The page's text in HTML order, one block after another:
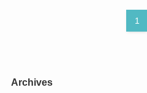
1
Archives